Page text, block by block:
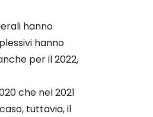
hanno
hanno
per il 2022,
che nel 2021
tuttavia, il